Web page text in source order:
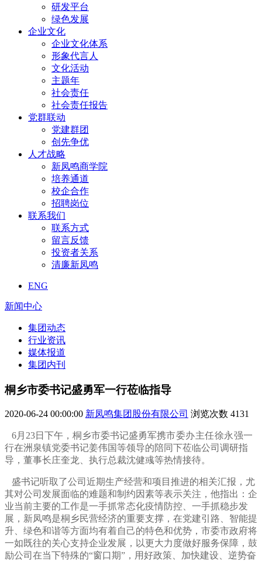
研发平台
绿色发展
企业文化
企业文化体系
形象代言人
文化活动
主题年
社会责任
社会责任报告
党群联动
党建群团
创先争优
人才战略
新凤鸣商学院
培养通道
校企合作
招聘岗位
联系我们
联系方式
留言反馈
投资者关系
清廉新凤鸣
ENG
新闻中心
集团动态
行业资讯
媒体报道
集团内刊
桐乡市委书记盛勇军一行莅临指导
2020-06-24 00:00:00 新凤鸣集团股份有限公司 浏览次数 4131
6月23日下午，桐乡市委书记盛勇军携市委办主任徐永强一
行在洲泉镇党委书记姜伟国等领导的陪同下莅临公司调研指
导，董事长庄奎龙、执行总裁沈健彧等热情接待。
盛书记听取了公司近期生产经营和项目推进的相关汇报，尤
其对公司发展面临的难题和制约因素等表示关注，他指出：企
业当前主要的工作是一手抓常态化疫情防控、一手抓稳步发
展，新凤鸣是桐乡民营经济的重要支撑，在党建引路、智能提
升、绿色和谐等方面均有着自己的特色和优势，市委市政府将
一如既往的关心支持企业发展，以更大力度做好服务保障，鼓
励公司在当下特殊的“窗口期”，用好政策、加快建设、逆势奋